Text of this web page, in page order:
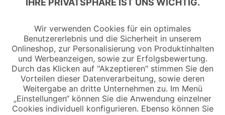
Copyright © 2026 Jungheinrich PROFISHOP
Newsletter